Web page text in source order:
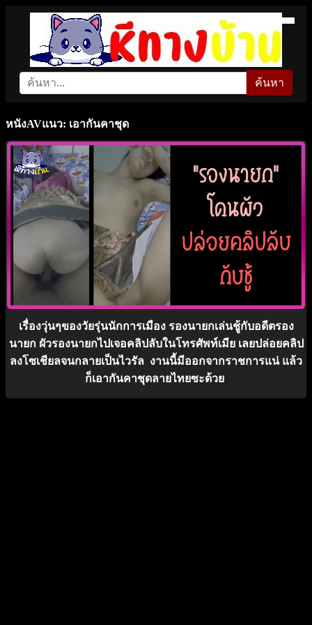
ค้นหา
หนังAVแนว: เอากันคาชุด
เรื่องวุ่นๆของวัยรุ่นนักการเมือง รองนายกเล่นชู้กับอดีตรอง
นายก ผัวรองนายกไปเจอคลิปลับในโทรศัพท์เมีย เลยปล่อยคลิป
ลงโซเชียลจนกลายเป็นไวรัล งานนี้มีออกจากราชการแน่ แล้ว
ก็เอากันคาชุดลายไทยซะด้วย